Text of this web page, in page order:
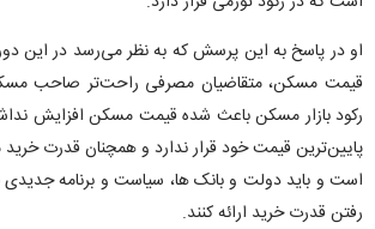
او در پاسخ به این پرسش که به نظر می‌رسد در این
قیمت مسکن، متقاضیان مصرفی راحت‌تر صاحب
رکود بازار مسکن باعث شده قیمت مسکن افزایش
پایین‌ترین قیمت خود قرار ندارد و همچنان قدرت
است و باید دولت و بانک ها، سیاست و برنامه جدیدی
رفتن قدرت خرید ارائه کنند.